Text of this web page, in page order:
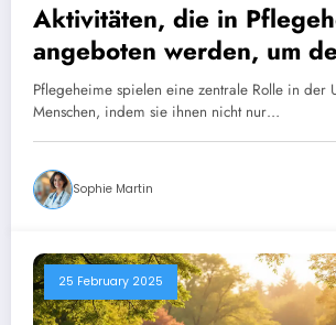
Aktivitäten, die in
angeboten werden, um
zu verbessern
Pflegeheime spielen eine zentrale Rolle in der
Menschen, indem sie ihnen nicht nur…
Sophie Martin
25 February 2025